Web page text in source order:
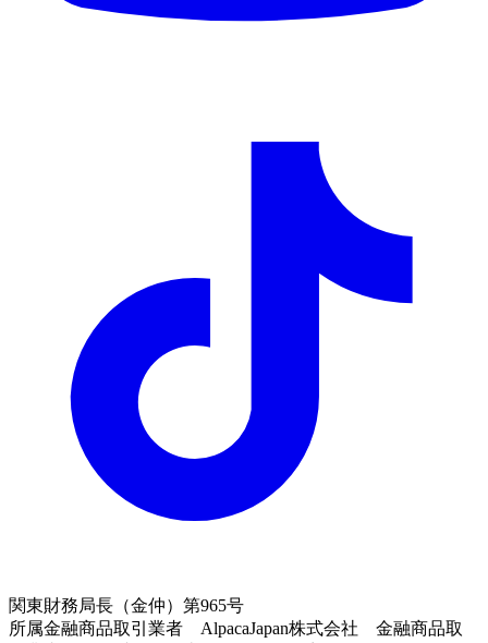
関東財務局長（金仲）第965号
所属金融商品取引業者 AlpacaJapan株式会社 金融商品取